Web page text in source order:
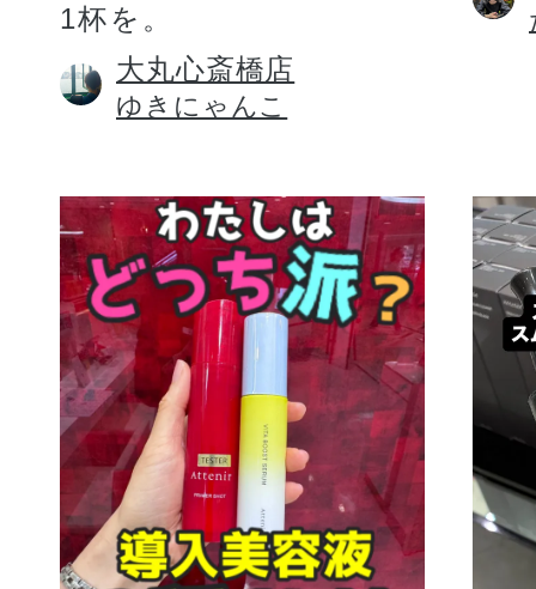
スキンケア人気ライン
ドレススノー
ドレスリフト
1杯を。
大丸心斎橋店
ゆきにゃんこ